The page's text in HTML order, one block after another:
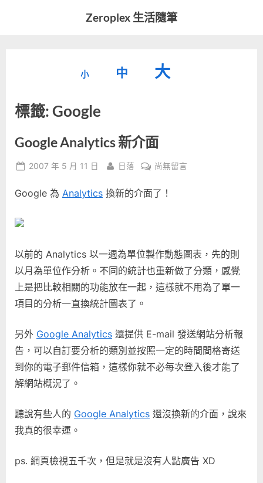
Zeroplex 生活隨筆
發
活
瑣
小
型
小。
中
重
型
大
小。
大
標籤:Google
Google Analytics 新介面
Posted
2007 年 5 月 11 日 By
日落
在
Analytics
尚無留言
Google 為 Analytics 換新的介面了！
以前的 Analytics 以一週為單位製作動態圖表，先的則
以月為單位作分析。不同的統計也重新做了分類，感覺
上是把比較相關的功能放在一起，這樣就不用為了單一
項目的分析一直換統計圖表了。
另外 Google Analytics 還提供 E-mail 發送網站分析報
告，可以自訂要分析的類別並按照一定的時間間格寄送
到你的電子郵件信箱，這樣你就不必每次登入後才能了
解網站概況了。
聽說有些人的 Google Analytics 還沒換新的介面，說來
我真的很幸運。
ps. 網頁檢視五千次，但是就是沒有人點廣告 XD